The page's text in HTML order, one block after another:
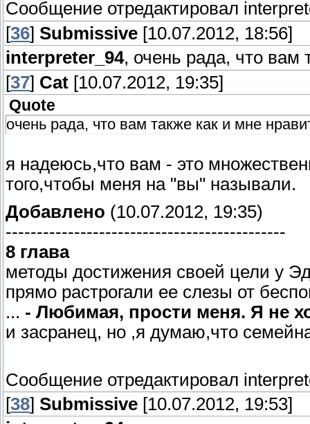
Сообщение отредактировал
[36] Submissive [10.07.2012, 18:56]
interpreter_94, очень рада, что вам
[37] Сat [10.07.2012, 19:35]
Quote
очень рада, что вам также как и мне
я надеюсь,что вам - это
того,чтобы меня на "вы" называли.
Добавлено (10.07.2012, 19:35)
---------------------------------------------
8 глава
методы достижения своей цели у
прямо растрогали ее слезы от
... - Любимая, прости меня. Я не
и засранец, но ,я думаю,что
Сообщение отредактировал
[38] Submissive [10.07.2012, 19:53]